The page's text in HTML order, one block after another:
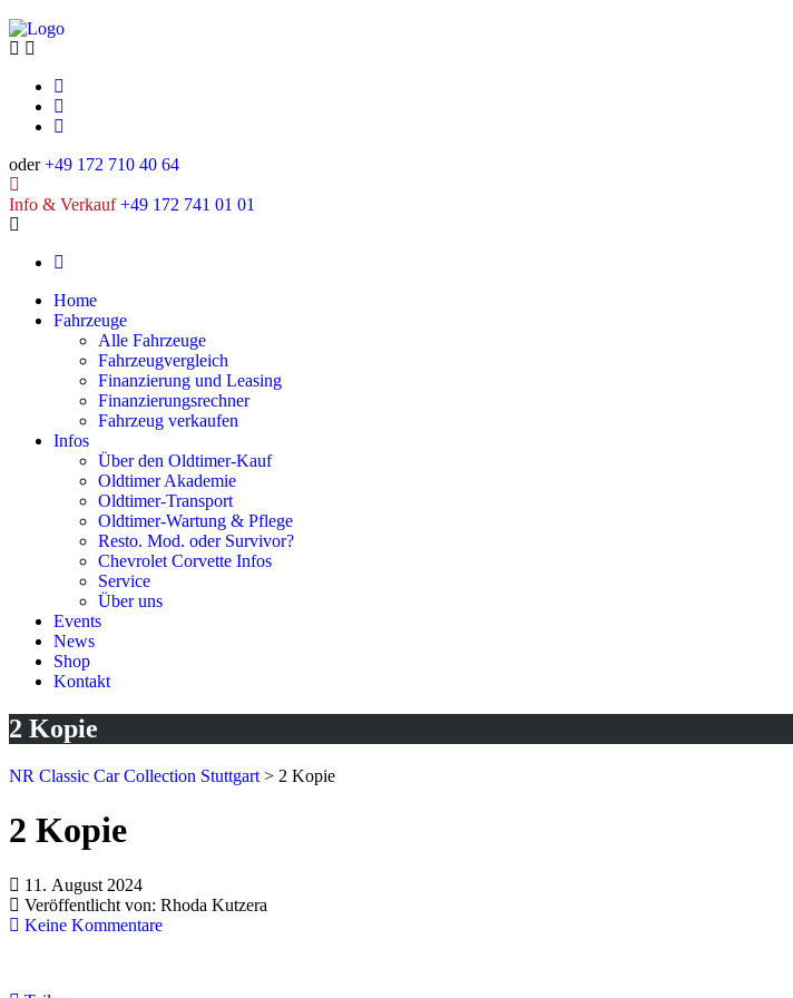
oder+49 172 710 40 64
Info & Verkauf+49 172 741 01 01
Home
Fahrzeuge
Alle Fahrzeuge
Fahrzeugvergleich
Finanzierung und Leasing
Finanzierungsrechner
Fahrzeug verkaufen
Infos
Über den Oldtimer-Kauf
Oldtimer Akademie
Oldtimer-Transport
Oldtimer-Wartung & Pflege
Resto. Mod. oder Survivor?
Chevrolet Corvette Infos
Service
Über uns
Events
News
Shop
Kontakt
2 Kopie
NR Classic Car Collection Stuttgart > 2 Kopie
2 Kopie
11. August 2024
Veröffentlicht von: Rhoda Kutzera
Keine Kommentare